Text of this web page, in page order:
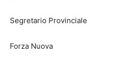
Segretario Provinciale
Forza Nuova